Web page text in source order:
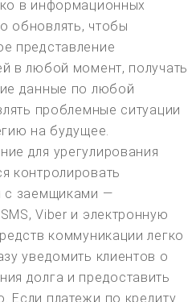
в информационных
обновлять, чтобы
представление
в любой момент, получать
данные по любой
проблемные ситуации
на будущее.
для урегулирования
контролировать
с заемщиками —
Viber и электронную
коммуникации легко
уведомить клиентов о
долга и предоставить
Если платежи по кредиту